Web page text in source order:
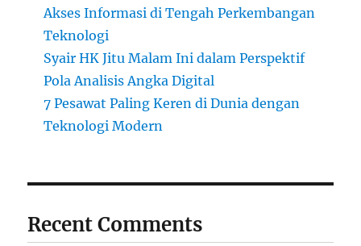
Akses Informasi di Tengah Perkembangan
Teknologi
Syair HK Jitu Malam Ini dalam Perspektif
Pola Analisis Angka Digital
7 Pesawat Paling Keren di Dunia dengan
Teknologi Modern
Recent Comments